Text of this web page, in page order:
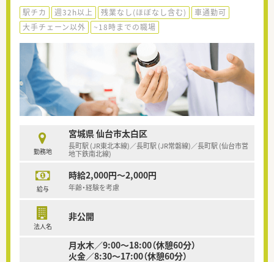
駅チカ 週32h以上 残業なし(ほぼなし含む)
車通勤可
大手チェーン以外
~18時までの職場
勤務地
宮城県 仙台市太白区
長町駅 (JR東北本線)／長町駅 (JR常磐線)／長町駅 (仙台市営
地下鉄南北線)
給与
時給2,000円～2,000円
年齢・経験を考慮
法人名
非公開
月水木／9:00～18:00（休憩60分）
火金／8:30～17:00（休憩60分）